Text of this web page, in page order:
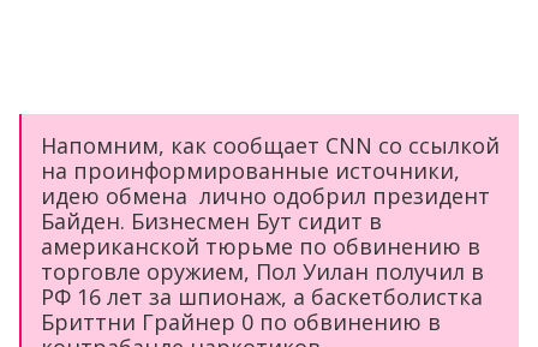
Напомним, как сообщает CNN со ссылкой
на проинформированные источники,
идею обмена лично одобрил президент
Байден. Бизнесмен Бут сидит в
американской тюрьме по обвинению в
торговле оружием, Пол Уилан получил в
РФ 16 лет за шпионаж, а баскетболистка
Бриттни Грайнер 0 по обвинению в